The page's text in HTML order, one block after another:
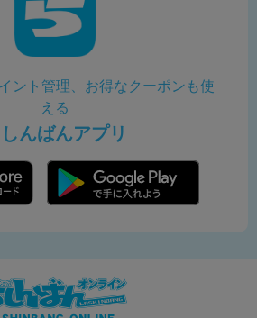
ント管理、お得なクーポンも使
える
んばんアプリ